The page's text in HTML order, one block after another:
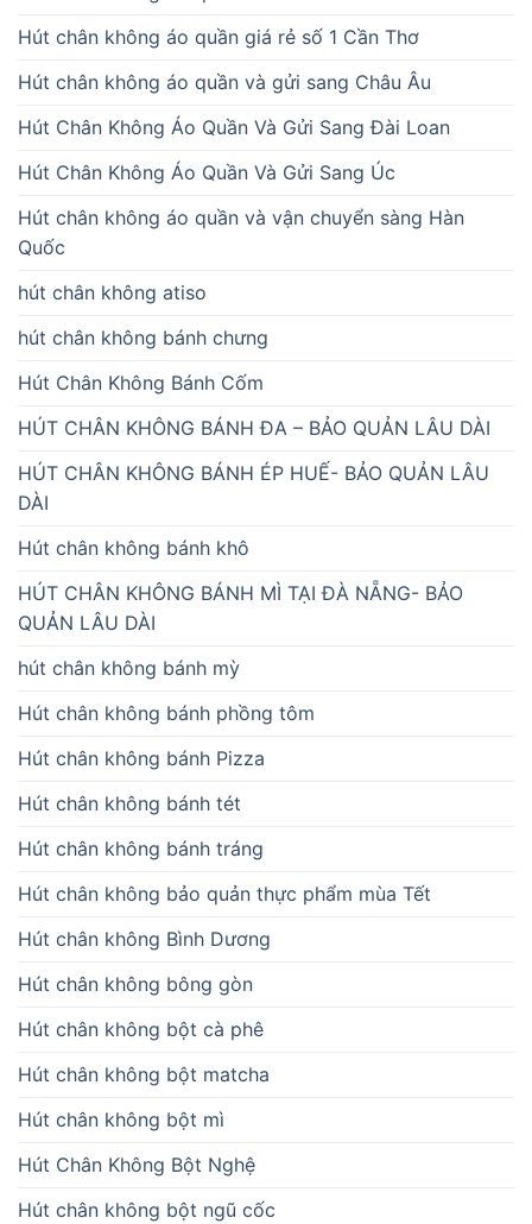
Hút chân không áo quần giá rẻ số 1 Cần Thơ
Hút chân không áo quần và gửi sang Châu Âu
Hút Chân Không Áo Quần Và Gửi Sang Đài Loan
Hút Chân Không Áo Quần Và Gửi Sang Úc
Hút chân không áo quần và vận chuyển sàng Hàn
Quốc
hút chân không atiso
hút chân không bánh chưng
Hút Chân Không Bánh Cốm
HÚT CHÂN KHÔNG BÁNH ĐA – BẢO QUẢN LÂU DÀI
HÚT CHÂN KHÔNG BÁNH ÉP HUẾ- BẢO QUẢN LÂU
DÀI
Hút chân không bánh khô
HÚT CHÂN KHÔNG BÁNH MÌ TẠI ĐÀ NẴNG- BẢO
QUẢN LÂU DÀI
hút chân không bánh mỳ
Hút chân không bánh phồng tôm
Hút chân không bánh Pizza
Hút chân không bánh tét
Hút chân không bánh tráng
Hút chân không bảo quản thực phẩm mùa Tết
Hút chân không Bình Dương
Hút chân không bông gòn
Hút chân không bột cà phê
Hút chân không bột matcha
Hút chân không bột mì
Hút Chân Không Bột Nghệ
Hút chân không bột ngũ cốc